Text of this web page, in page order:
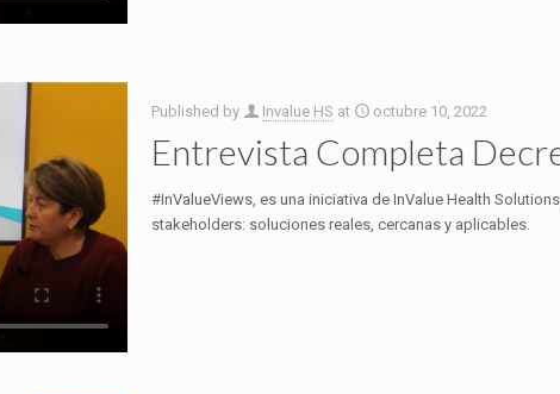
Published by Invalue HS at octubre 10, 2022
Entrevista Completa
#InValueViews, es una iniciativa de InValue Health
stakeholders: soluciones reales, cercanas y aplicables.